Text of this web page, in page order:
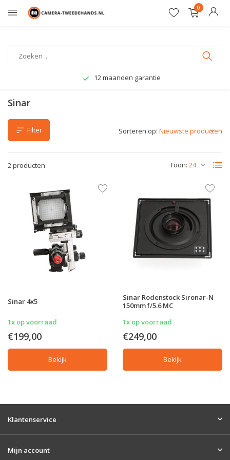
0
12 maanden garantie
Sinar
Filter
2 producten Toon:
Sorteren op:
Sinar 4x5
1x op voorraad
€199,00
Bekijk
Sinar Rodenstock Sironar-N
150mm f/5.6 MC
1x op voorraad
€249,00
Bekijk
Klantenservice
Mijn account